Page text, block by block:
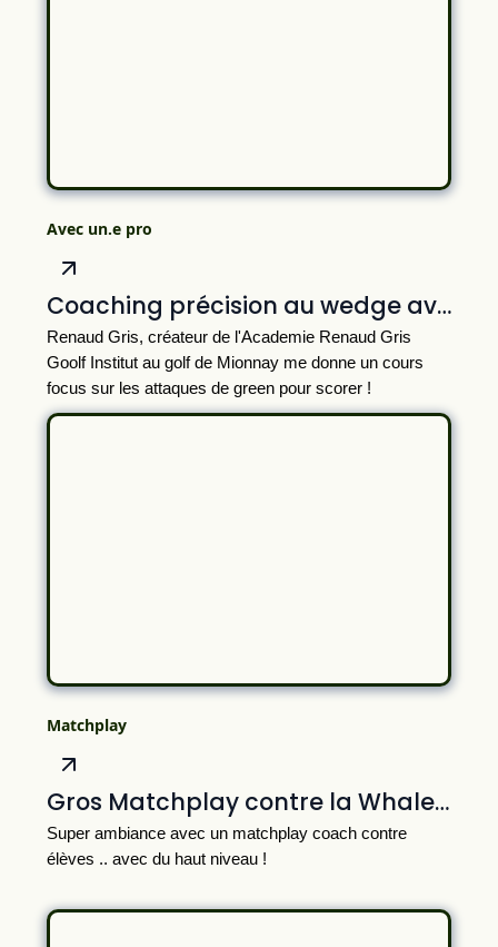
Avec un.e pro
Coaching précision au wedge avec Renaud Gris
Renaud Gris, créateur de l'Academie Renaud Gris
Goolf Institut au golf de Mionnay me donne un cours
focus sur les attaques de green pour scorer !
Matchplay
Gros Matchplay contre la Whales Biarritz Academy sur le superbe golf de Biarritz le Phare
Super ambiance avec un matchplay coach contre
élèves .. avec du haut niveau !